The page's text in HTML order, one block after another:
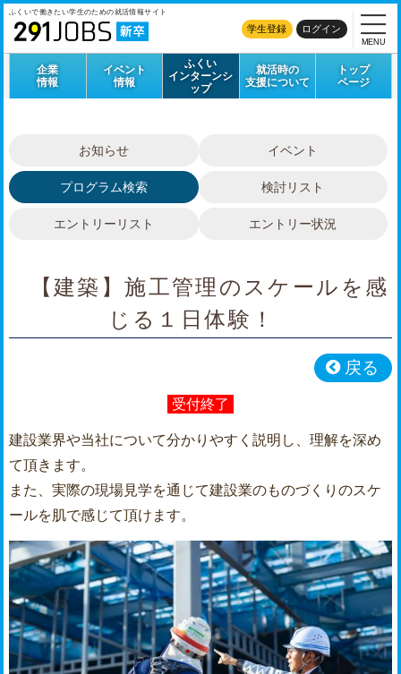
ふくいで働きたい学生のための就活情報サイト
学生登録 ログイン
企業
情報
イベント
情報
ふくい
インターンシ
ップ
就活時の
支援について
トップ
ページ
MENU
お知らせ イベント
プログラム検索 検討リスト
エントリーリスト エントリー状況
【建築】施工管理のスケールを感
じる１日体験！
戻る
受付終了
建設業界や当社について分かりやすく説明し、理解を深め
て頂きます。
また、実際の現場見学を通じて建設業のものづくりのスケ
ールを肌で感じて頂けます。